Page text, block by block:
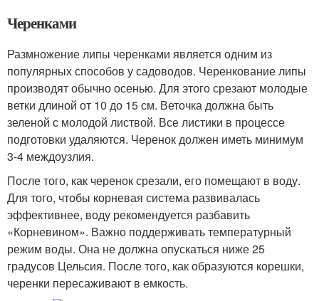
Черенками
Размножение липы черенками является одним из
популярных способов у садоводов. Черенкование липы
производят обычно осенью. Для этого срезают молодые
ветки длиной от 10 до 15 см. Веточка должна быть
зеленой с молодой листвой. Все листики в процессе
подготовки удаляются. Черенок должен иметь минимум
3-4 междоузлия.
После того, как черенок срезали, его помещают в воду.
Для того, чтобы корневая система развивалась
эффективнее, воду рекомендуется разбавить
«Корневином». Важно поддерживать температурный
режим воды. Она не должна опускаться ниже 25
градусов Цельсия. После того, как образуются корешки,
черенки пересаживают в емкость.